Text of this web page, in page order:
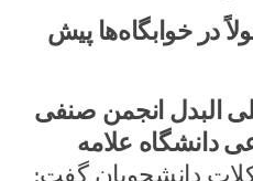
در خوابگاه‌ها پیش
البدل انجمن صنفی
دانشگاه علامه
دانشجویان گفت: